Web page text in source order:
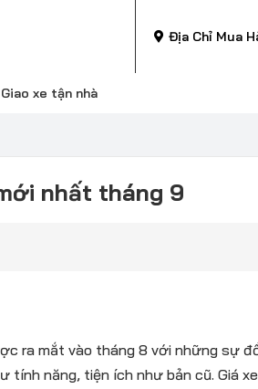
Địa Chỉ Mua
Giao xe tận nhà
nhất tháng 9
ra mắt vào tháng 8 với những sự
năng, tiện ích như bản cũ. Giá